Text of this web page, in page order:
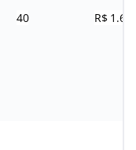
40 R$